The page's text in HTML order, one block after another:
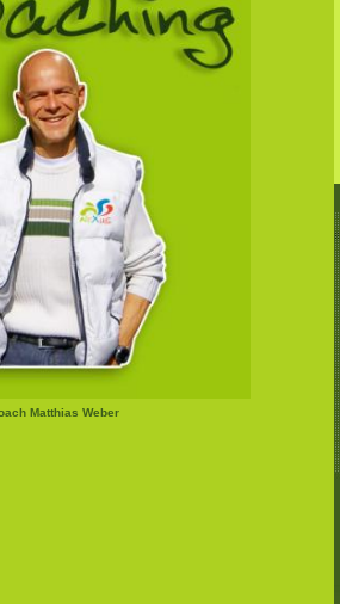
Matthias Weber